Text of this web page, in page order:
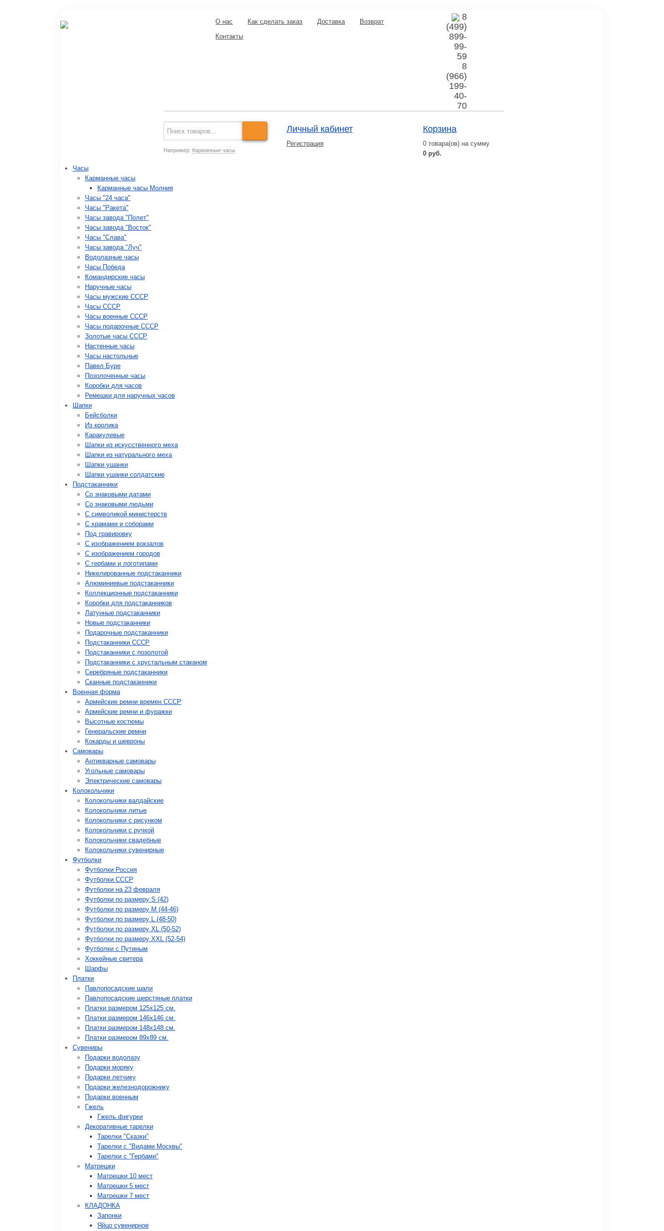
О нас Как сделать заказ Доставка
Возврат
Контакты
8
(499)
899-
99-
59
8
(966)
199-
40-
70
Например: Карманные часы
Личный кабинет
Регистрация
Корзина
0 товара(ов) на сумму
0 руб.
Часы
Карманные часы
Карманные часы Молния
Часы "24 часа"
Часы "Ракета"
Часы завода "Полет"
Часы завода "Восток"
Часы "Слава"
Часы завода "Луч"
Водолазные часы
Часы Победа
Командирские часы
Наручные часы
Часы мужские СССР
Часы СССР
Часы военные СССР
Часы подарочные СССР
Золотые часы СССР
Настенные часы
Часы настольные
Павел Буре
Позолоченные часы
Коробки для часов
Ремешки для наручных часов
Шапки
Бейсболки
Из кролика
Каракулевые
Шапки из искусственного меха
Шапки из натурального меха
Шапки ушанки
Шапки ушанки солдатские
Подстаканники
Со знаковыми датами
Cо знаковыми людьми
C символикой министерств
C храмами и соборами
Под гравировку
С изображением вокзалов
С изображением городов
С гербами и логотипами
Никелированные подстаканники
Алюминиевые подстаканники
Коллекционные подстаканники
Коробки для подстаканников
Латунные подстаканники
Новые подстаканники
Подарочные подстаканники
Подстаканники СССР
Подстаканники с позолотой
Подстаканники с хрустальным стаканом
Серебряные подстаканники
Сканные подстаканники
Военная форма
Армейские ремни времен СССР
Армейские ремни и фуражки
Высотные костюмы
Генеральские ремни
Кокарды и шевроны
Cамовары
Антикварные самовары
Угольные самовары
Электрические самовары
Колокольчики
Колокольчики валдайские
Колокольчики литые
Колокольчики с рисунком
Колокольчики с ручкой
Колокольчики свадебные
Колокольчики сувенирные
Футболки
Футболки Россия
Футболки СССР
Футболки на 23 февраля
Футболки по размеру S (42)
Футболки по размеру М (44-46)
Футболки по размеру L (48-50)
Футболки по размеру XL (50-52)
Футболки по размеру XXL (52-54)
Футболки с Путиным
Хоккейные свитера
Шарфы
Платки
Павлопосадские шали
Павлопосадские шерстяные платки
Платки размером 125х125 см.
Платки размером 146х146 см.
Платки размером 148х148 см.
Платки размером 89х89 см.
Сувениры
Подарки водолазу
Подарки моряку
Подарки летчику
Подарки железнодорожнику
Подарки военным
Гжель
Гжель фигурки
Декоративные тарелки
Тарелки "Сказки"
Тарелки с "Видами Москвы"
Тарелки с "Гербами"
Матрешки
Матрешки 10 мест
Матрешки 5 мест
Матрешки 7 мест
КЛАДОНКА
Запонки
Яйцо сувенирное